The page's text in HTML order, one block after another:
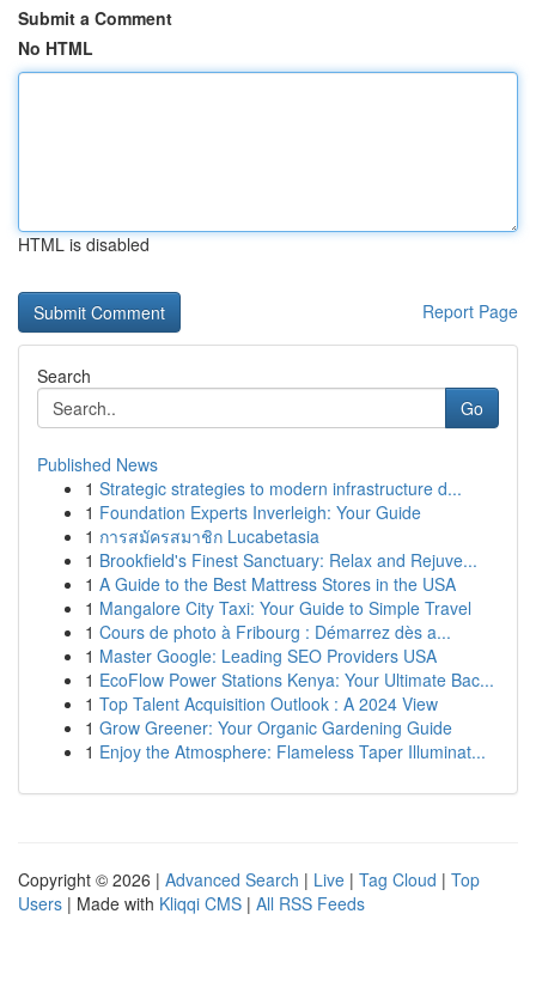
Submit a Comment
No HTML
HTML is disabled
Report Page
Search
Go
Published News
1 Strategic strategies to modern infrastructure d...
1 Foundation Experts Inverleigh: Your Guide
1 การสมัครสมาชิก Lucabetasia
1 Brookfield's Finest Sanctuary: Relax and Rejuve...
1 A Guide to the Best Mattress Stores in the USA
1 Mangalore City Taxi: Your Guide to Simple Travel
1 Cours de photo à Fribourg : Démarrez dès a...
1 Master Google: Leading SEO Providers USA
1 EcoFlow Power Stations Kenya: Your Ultimate Bac...
1 Top Talent Acquisition Outlook : A 2024 View
1 Grow Greener: Your Organic Gardening Guide
1 Enjoy the Atmosphere: Flameless Taper Illuminat...
Copyright © 2026 | Advanced Search | Live | Tag Cloud | Top
Users | Made with Kliqqi CMS | All RSS Feeds